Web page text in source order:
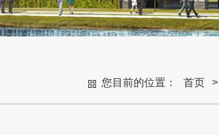
您目前的位置： 首页 >